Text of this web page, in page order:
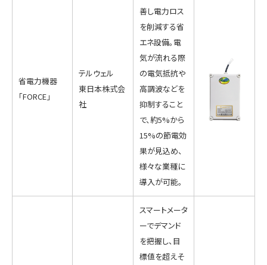
省電力機器
「FORCE」
テルウェル
東日本株式会
社
善し電力ロス
を削減する省
エネ設備。電
気が流れる際
の電気抵抗や
高調波などを
抑制すること
で、約5%から
15%の節電効
果が見込め、
様々な業種に
導入が可能。
スマートメータ
ーでデマンド
を把握し、目
標値を超えそ